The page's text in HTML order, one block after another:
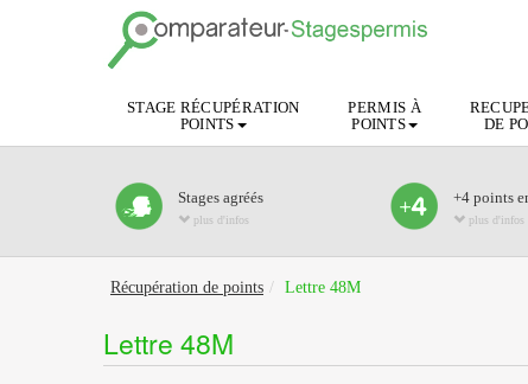
STAGE RÉCUPÉRATION
POINTS
PERMIS À
POINTS
DE
Stages agréés
plus d'infos
+4 points
plus d'infos
Récupération de points Lettre 48M
Lettre 48M